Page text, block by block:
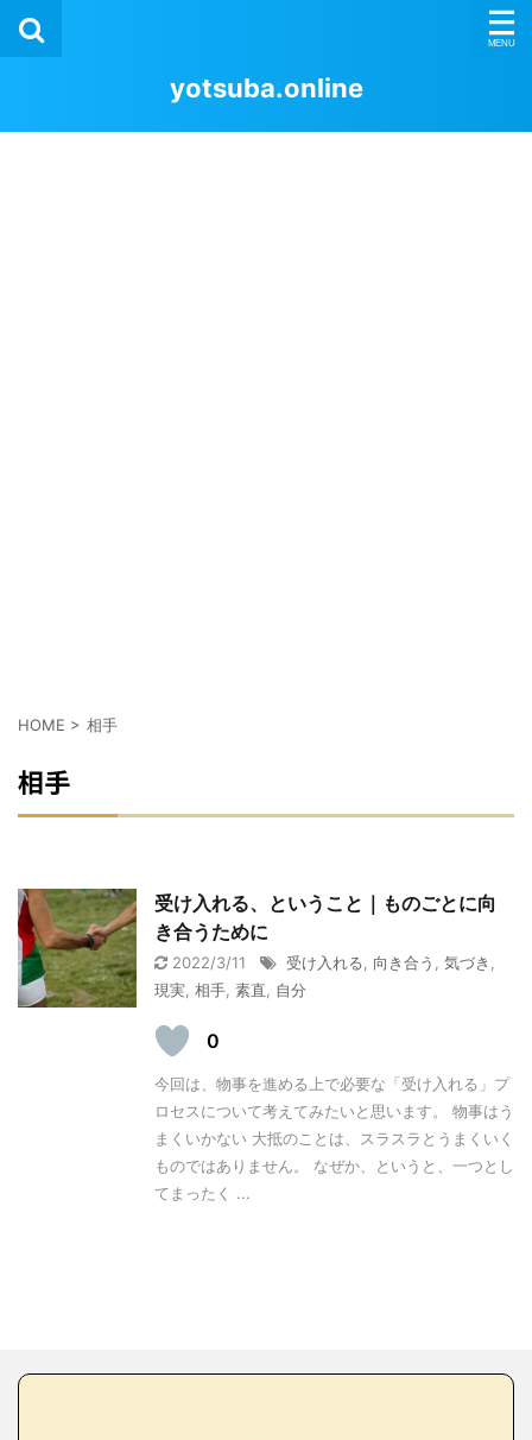
yotsuba.online
HOME > 相手
相手
受け入れる、ということ｜ものごとに向
き合うために
2022/3/11 受け入れる 向き合う 気づき
現実 相手 素直 自分
0
今回は、物事を進める上で必要な「受け入れる」プ
ロセスについて考えてみたいと思います。 物事はう
まくいかない 大抵のことは、スラスラとうまくいく
ものではありません。 なぜか、というと、一つとし
てまったく ...